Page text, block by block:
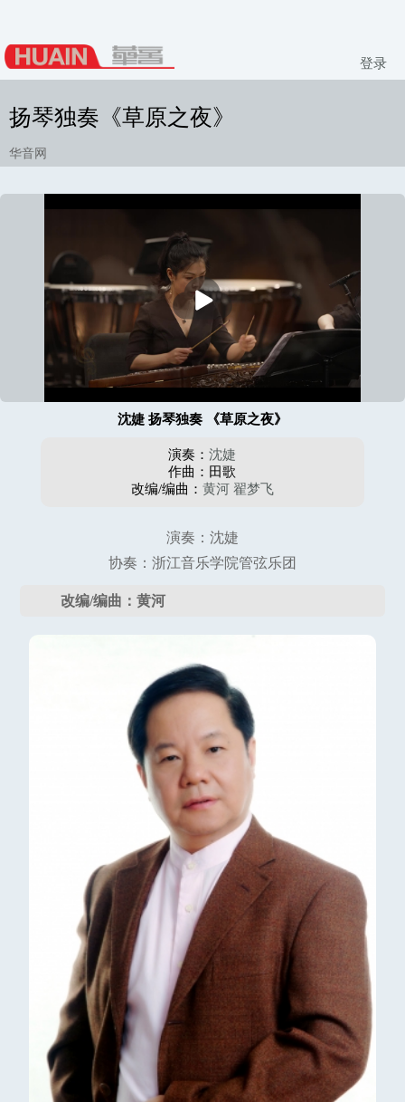
登录
扬琴独奏《草原之夜》
华音网
播
放
沈婕 扬琴独奏 《草原之夜》
演奏：沈婕
作曲：田歌
改编/编曲： 黄河 翟梦飞
演奏：沈婕
协奏：浙江音乐学院管弦乐团
改编/编曲：黄河